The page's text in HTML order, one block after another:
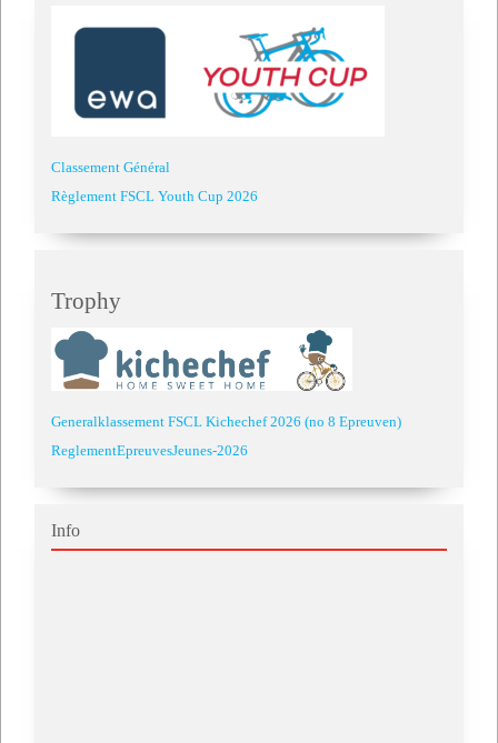
Classement Général
Règlement FSCL Youth Cup 2026
Trophy
Generalklassement FSCL Kichechef 2026 (no 8 Epreuven)
ReglementEpreuvesJeunes-2026
Info